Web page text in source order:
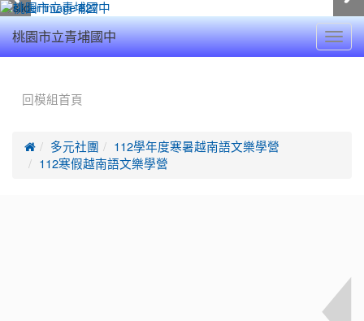
桃園市立青埔國中
回模組首頁
 多元社團
112學年度寒暑越南語文樂學營
112寒假越南語文樂學營